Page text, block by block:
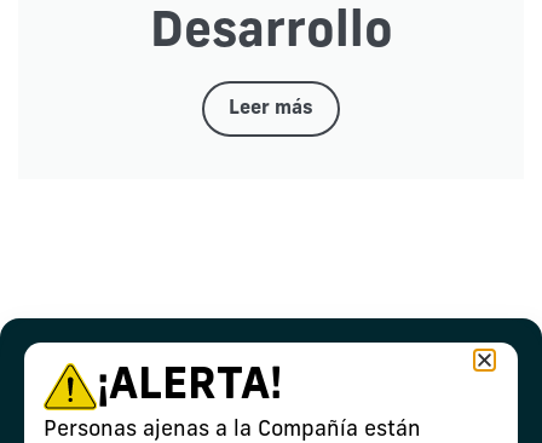
Desarrollo
Leer más
¡ALERTA!
Personas ajenas a la Compañía están